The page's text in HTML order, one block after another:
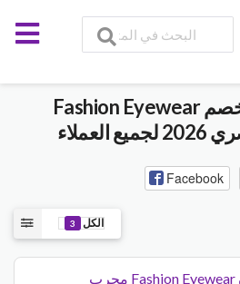
كود خصم Fashion Eyewear
العملاء
Facebook
الكل 3
كوبون Fashion Eyewear مجرب